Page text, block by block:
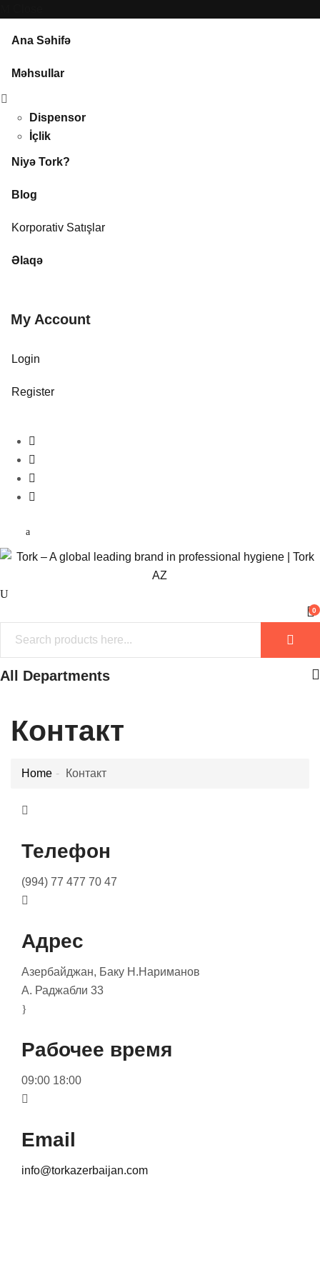
Ana Səhifə
Məhsullar
Dispensor
İçlik
Niyə Tork?
Blog
Korporativ Satışlar
Əlaqə
My Account
Login
Register
0
All Departments
Контакт
Home Контакт
Телефон
(994) 77 477 70 47
Адрес
Азербайджан, Баку Н.Нариманов
А. Раджабли 33
Рабочее время
09:00 18:00
Email
info@torkazerbaijan.com